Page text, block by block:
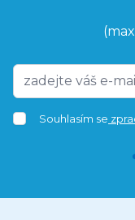
Souhlasím se